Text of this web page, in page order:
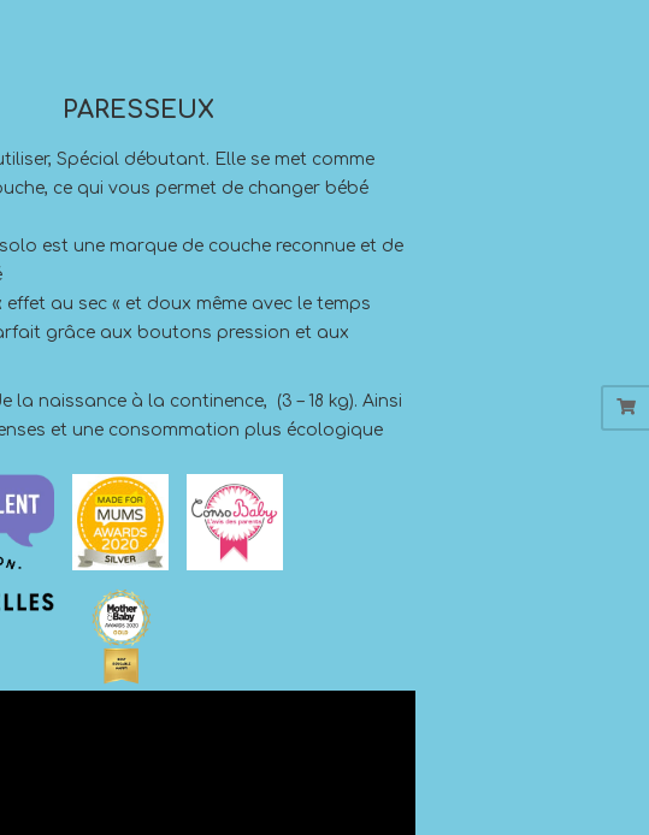
PARESSEUX
Spécial débutant. Elle se met comme
ce qui vous permet de changer bébé
est une marque de couche reconnue et de
effet au sec « et doux même avec le temps
grâce aux boutons pression et aux
la naissance à la continence, (3 – 18 kg). Ainsi
et une consommation plus écologique